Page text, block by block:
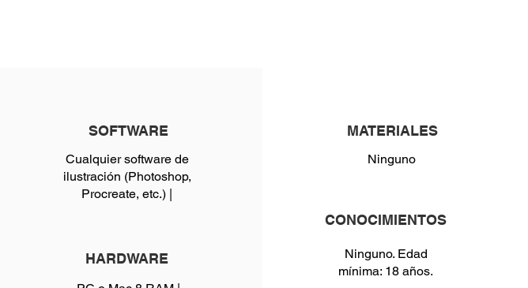
SOFTWARE
Cualquier software de
ilustración (Photoshop,
Procreate, etc.) |
HARDWARE
MATERIALES
Ninguno
CONOCIMIENTOS
Ninguno. Edad
mínima: 18 años.